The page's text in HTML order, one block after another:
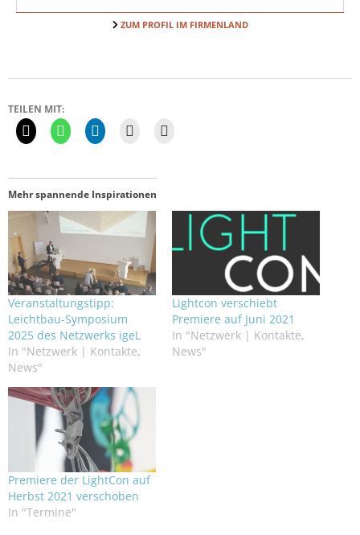
ZUM PROFIL IM FIRMENLAND
TEILEN MIT:
Mehr spannende Inspirationen
Veranstaltungstipp:
Leichtbau-Symposium
2025 des Netzwerks igeL
In "Netzwerk | Kontakte,
News"
Lightcon verschiebt
Premiere auf Juni 2021
In "Netzwerk | Kontakte,
News"
Premiere der LightCon auf
Herbst 2021 verschoben
In "Termine"